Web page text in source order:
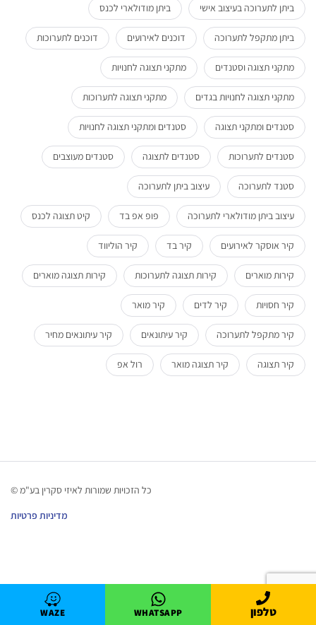
טלפון WHATSAPP
WAZE
ביתן לתערוכה בעיצוב אישי ביתן מודולארי לכנס
ביתן מתקפל לתערוכה דוכנים לאירועים דוכנים לתערוכות
מתקני תצוגה וסטנדים מתקני תצוגה לחנויות
מתקני תצוגה לחנויות בגדים מתקני תצוגה לתערוכות
סטנדים ומתקני תצוגה סטנדים ומתקני תצוגה לחנויות
סטנדים לתערוכות סטנדים לתצוגה סטנדים מעוצבים
סטנד לתערוכה עיצוב ביתן לתערוכה
עיצוב ביתן מודולארי לתערוכה פופ אפ בד קיט תצוגה לכנס
קיר אוסקר לאירועים קיר בד קיר הוליווד
קירות מוארים קירות תצוגה לתערוכות קירות תצוגה מוארים
קיר חסויות קיר לדים קיר מואר
קיר מתקפל לתערוכה קיר עיתונאים קיר עיתונאים מחיר
קיר תצוגה קיר תצוגה מואר רול אפ
כל הזכויות שמורות לאיזי סקרין בע"מ ©
מדיניות פרטיות